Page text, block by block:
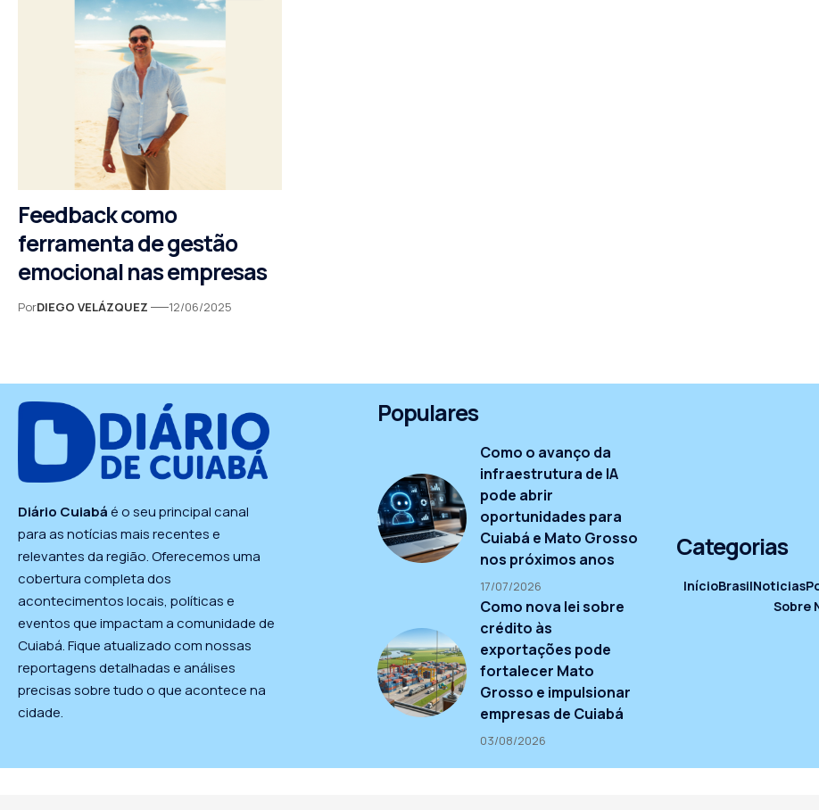
Feedback como
ferramenta de gestão
emocional nas empresas
PorDIEGO VELÁZQUEZ 12/06/2025
Diário Cuiabáé o seu principal canal
para as notícias mais recentes e
relevantes da região. Oferecemos uma
cobertura completa dos
acontecimentos locais, políticas e
eventos que impactam a comunidade de
Cuiabá. Fique atualizado com nossas
reportagens detalhadas e análises
precisas sobre tudo o que acontece na
cidade.
Populares
Como o avanço da
infraestrutura de IA
pode abrir
oportunidades para
Cuiabá e Mato Grosso
nos próximos anos
17/07/2026
Como nova lei sobre
crédito às
exportações pode
fortalecer Mato
Grosso e impulsionar
empresas de Cuiabá
03/08/2026
Categorias
InícioBrasilNoticias
Sobre